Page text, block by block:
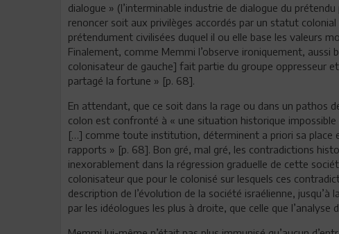
dialogue » (l’interminable industrie de dialogue du
renoncer soit aux privilèges accordés par un statut
prétendument civilisées duquel il ou elle base les valeurs
Finalement, comme Memmi l’observe ironiquement,
colonisateur de gauche] fait partie du groupe oppresseur
partagé la fortune » [p. 68].
En attendant, que ce soit dans la rage ou dans un pathos
colon est confronté à « une situation historique
[…] comme toute institution, déterminent a priori sa place
rapports » [p. 68]. Bon gré, mal gré, les contradictions
inexorablement dans la régression graduelle de cette
colonisateur que pour le colonisé sur lesquels ces
description de l’évolution de la société israélienne,
par les idéologues les plus à droite, que celle que